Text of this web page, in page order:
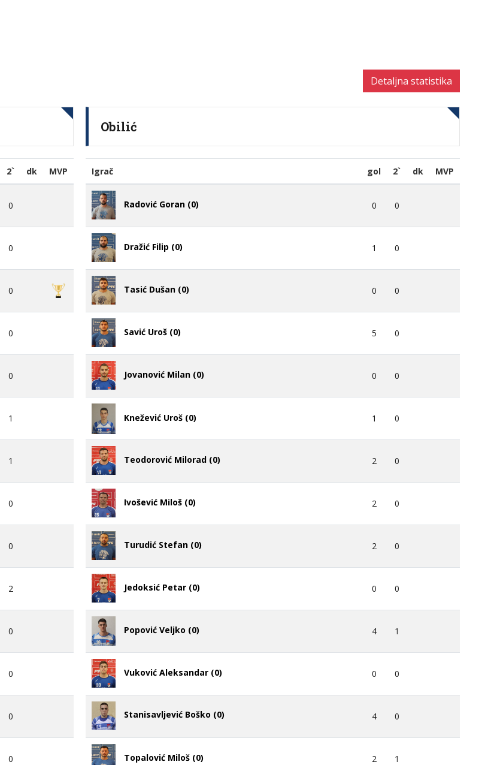
Detaljna statistika
2` dk MVP
0
0
0
0
0
1
1
0
0
2
0
0
0
0
Obilić
Igrač gol 2` dk MVP
Radović Goran (0) 0 0
Dražić Filip (0) 1 0
Tasić Dušan (0) 0 0
Savić Uroš (0) 5 0
Jovanović Milan (0) 0 0
Knežević Uroš (0) 1 0
Teodorović Milorad (0) 2 0
Ivošević Miloš (0) 2 0
Turudić Stefan (0) 2 0
Jedoksić Petar (0) 0 0
Popović Veljko (0) 4 1
Vuković Aleksandar (0) 0 0
Stanisavljević Boško (0) 4 0
Topalović Miloš (0) 2 1